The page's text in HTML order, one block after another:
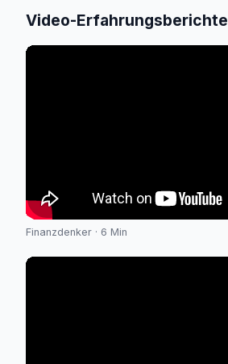
Video-Erfahrungsberichte
Finanzdenker · 6 Min